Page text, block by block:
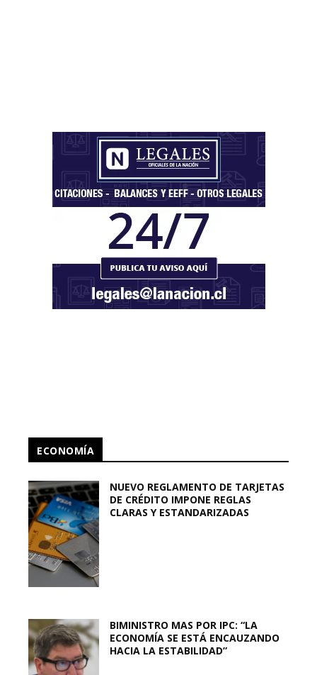
ECONOMÍA
NUEVO REGLAMENTO DE TARJETAS
DE CRÉDITO IMPONE REGLAS
CLARAS Y ESTANDARIZADAS
BIMINISTRO MAS POR IPC: “LA
ECONOMÍA SE ESTÁ ENCAUZANDO
HACIA LA ESTABILIDAD”